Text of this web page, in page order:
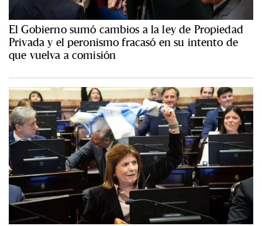
El Gobierno sumó cambios a la ley de Propiedad
Privada y el peronismo fracasó en su intento de
que vuelva a comisión